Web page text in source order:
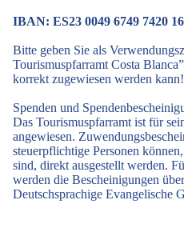
IBAN: ES23 0049 6749 7420
Bitte geben Sie als
Tourismuspfarramt Costa
korrekt zugewiesen werden kann!
Spenden und
Das Tourismuspfarramt ist für
angewiesen.
steuerpflichtige Personen
sind, direkt ausgestellt werden.
werden die Bescheinigungen
Deutschsprachige Evangelische